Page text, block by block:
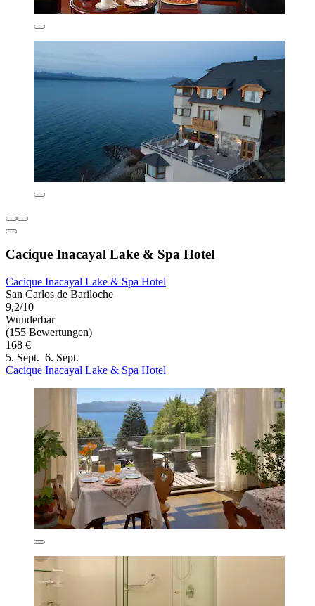
Cacique Inacayal Lake & Spa Hotel
Cacique Inacayal Lake & Spa Hotel
San Carlos de Bariloche
9,2/10
Wunderbar
(155 Bewertungen)
168 €
5. Sept.–6. Sept.
Cacique Inacayal Lake & Spa Hotel